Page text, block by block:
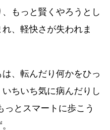
もっと賢くやろうとし
、軽快さが失われま
、転んだり何かをひっ
ちいち気に病んだりし
っとスマートに歩こう